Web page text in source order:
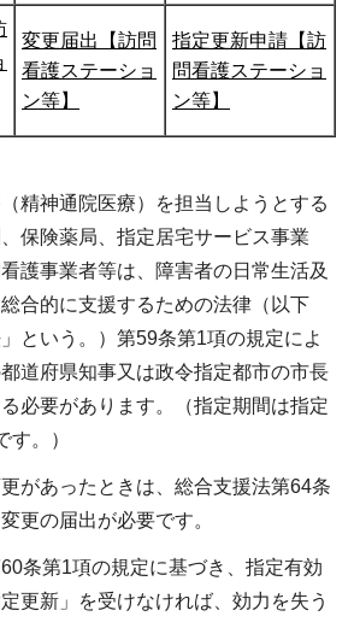
変更届出【訪問
看護ステーショ
ン等】
指定更新申請【訪
問看護ステーショ
ン等】
精神通院医療）を担当しようとする
保険薬局、指定居宅サービス事業
護事業者等は、障害者の日常生活及
合的に支援するための法律（以下
」という。）第59条第1項の規定によ
道府県知事又は政令指定都市の市長
必要があります。（指定期間は指定
す。）
があったときは、総合支援法第64条
更の届出が必要です。
条第1項の規定に基づき、指定有効
更新」を受けなければ、効力を失う